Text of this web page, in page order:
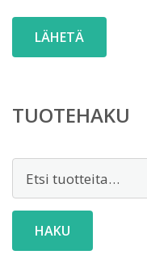
TUOTEHAKU
HAKU